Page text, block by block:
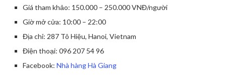
Giá tham khảo: 150.000 – 250.000 VNĐ/người
Giờ mở cửa: 10:00 – 22:00
Địa chỉ: 287 Tô Hiệu, Hanoi, Vietnam
Điện thoại: 096 207 54 96
Facebook: Nhà hàng Hà Giang